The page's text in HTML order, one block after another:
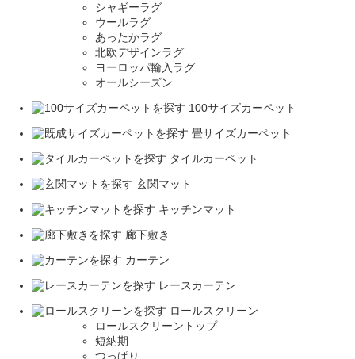
シャギーラグ
ウールラグ
あったかラグ
北欧デザインラグ
ヨーロッパ輸入ラグ
オールシーズン
100サイズカーペット
畳サイズカーペット
タイルカーペット
玄関マット
キッチンマット
廊下敷き
カーテン
レースカーテン
ロールスクリーン
ロールスクリーントップ
短納期
つっぱり